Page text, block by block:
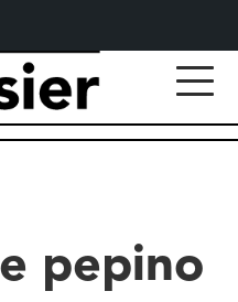
pepino